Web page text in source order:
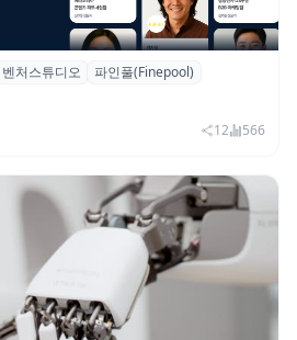
데이, 스타트업 전문가 매
출시
벤처스튜디오
파인풀(Finepool)
12 566